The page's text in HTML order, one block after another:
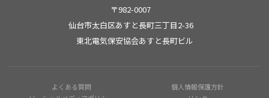
〒982-0007
仙台市太白区あすと長町三丁目2-36
東北電気保安協会あすと長町ビル
よくある質問
個人情報保護方針